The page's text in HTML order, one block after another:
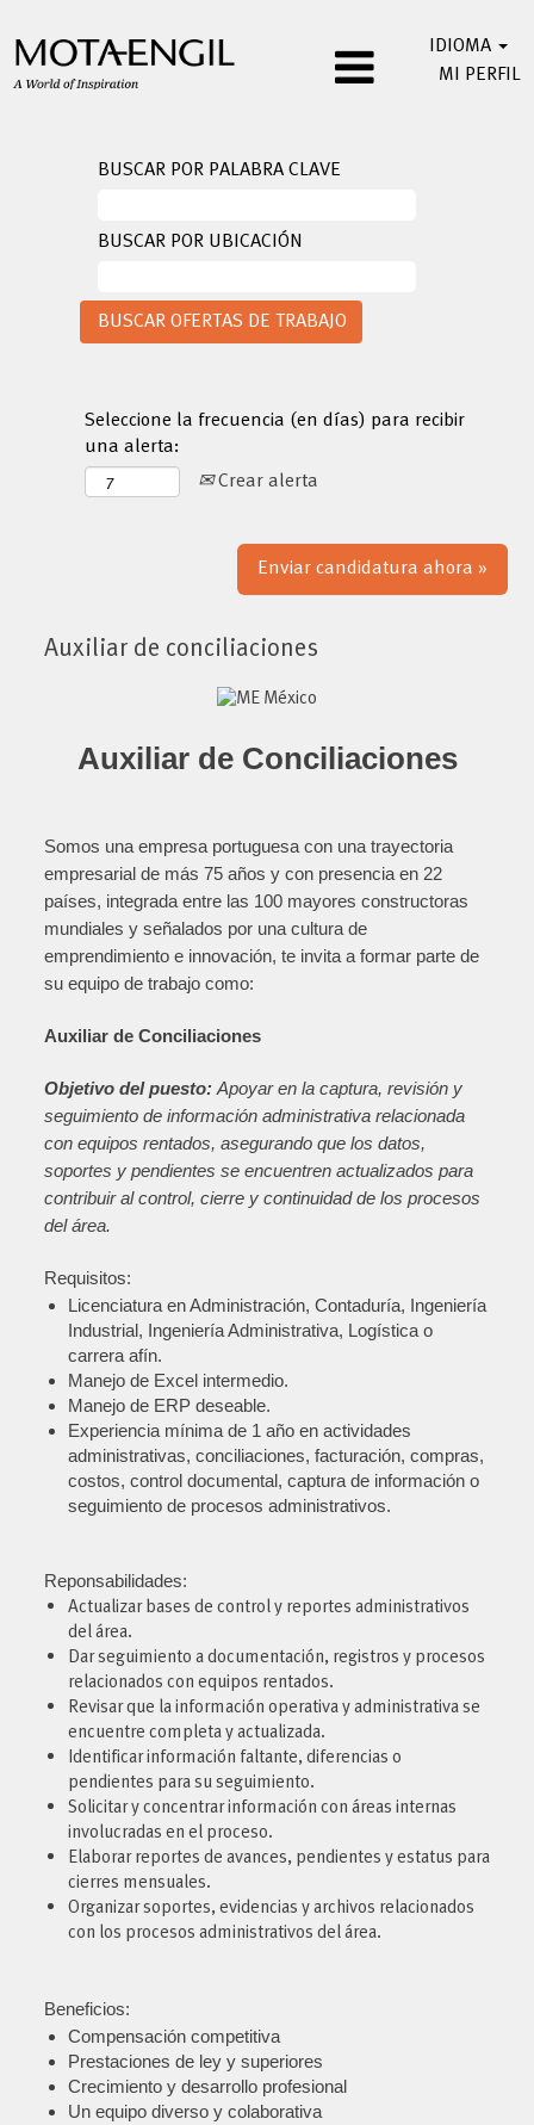
IDIOMA
MI PERFIL
BUSCAR POR PALABRA CLAVE
BUSCAR POR UBICACIÓN
Seleccione la frecuencia (en días) para recibir
una alerta:
Crear alerta
Enviar candidatura ahora »
Auxiliar de conciliaciones
Auxiliar de Conciliaciones
Somos una empresa portuguesa con una trayectoria
empresarial de más 75 años y con presencia en 22
países, integrada entre las 100 mayores constructoras
mundiales y señalados por una cultura de
emprendimiento e innovación, te invita a formar parte de
su equipo de trabajo como:
Auxiliar de Conciliaciones
Objetivo del puesto: Apoyar en la captura, revisión y
seguimiento de información administrativa relacionada
con equipos rentados, asegurando que los datos,
soportes y pendientes se encuentren actualizados para
contribuir al control, cierre y continuidad de los procesos
del área.
Requisitos:
Licenciatura en Administración, Contaduría, Ingeniería
Industrial, Ingeniería Administrativa, Logística o
carrera afín.
Manejo de Excel intermedio.
Manejo de ERP deseable.
Experiencia mínima de 1 año en actividades
administrativas, conciliaciones, facturación, compras,
costos, control documental, captura de información o
seguimiento de procesos administrativos.
Reponsabilidades:
Actualizar bases de control y reportes administrativos
del área.
Dar seguimiento a documentación, registros y procesos
relacionados con equipos rentados.
Revisar que la información operativa y administrativa se
encuentre completa y actualizada.
Identificar información faltante, diferencias o
pendientes para su seguimiento.
Solicitar y concentrar información con áreas internas
involucradas en el proceso.
Elaborar reportes de avances, pendientes y estatus para
cierres mensuales.
Organizar soportes, evidencias y archivos relacionados
con los procesos administrativos del área.
Beneficios:
Compensación competitiva
Prestaciones de ley y superiores
Crecimiento y desarrollo profesional
Un equipo diverso y colaborativa